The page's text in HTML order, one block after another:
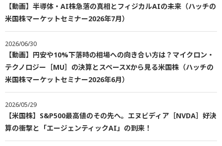
【動画】半導体・AI株急落の真相とフィジカルAIの未来（ハッチの
米国株マーケットセミナー2026年7月）
2026/06/30
【動画】円安や10%下落時の相場への向き合い方は？マイクロン・
テクノロジー［MU］の決算とスペースXから見る米国株（ハッチの
米国株マーケットセミナー2026年6月）
2026/05/29
【米国株】S&P500最高値のその先へ。エヌビディア［NVDA］好決
算の衝撃と「エージェンティックAI」の到来！